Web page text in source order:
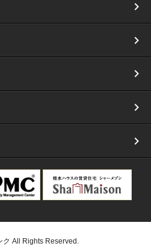
ク All Rights Reserved.